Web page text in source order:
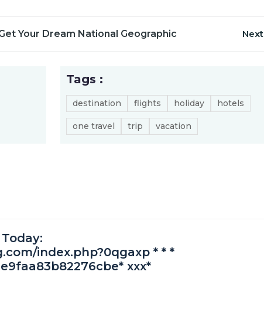
Your Dream National Geographic Next
Tags :
destination flights holiday hotels
one travel trip vacation
index.php?0qgaxp * * *
ххх*